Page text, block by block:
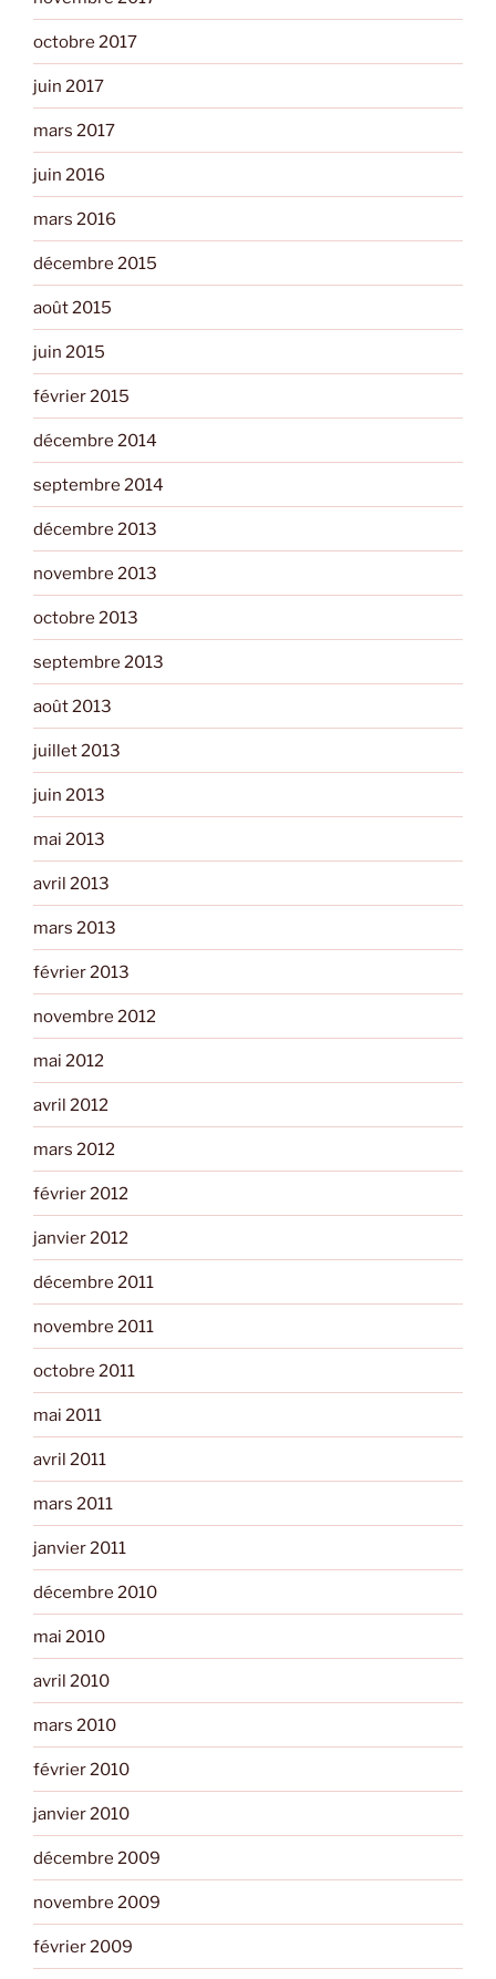
octobre 2017
juin 2017
mars 2017
juin 2016
mars 2016
décembre 2015
août 2015
juin 2015
février 2015
décembre 2014
septembre 2014
décembre 2013
novembre 2013
octobre 2013
septembre 2013
août 2013
juillet 2013
juin 2013
mai 2013
avril 2013
mars 2013
février 2013
novembre 2012
mai 2012
avril 2012
mars 2012
février 2012
janvier 2012
décembre 2011
novembre 2011
octobre 2011
mai 2011
avril 2011
mars 2011
janvier 2011
décembre 2010
mai 2010
avril 2010
mars 2010
février 2010
janvier 2010
décembre 2009
novembre 2009
février 2009